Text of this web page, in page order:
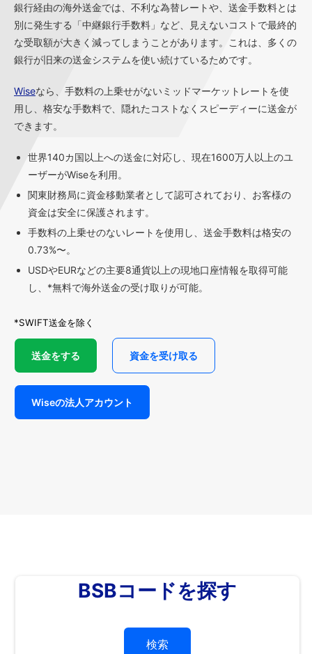
銀行経由の海外送金では、不利な為替レートや、送金手数料とは
別に発生する「中継銀行手数料」など、見えないコストで最終的
な受取額が大きく減ってしまうことがあります。これは、多くの
銀行が旧来の送金システムを使い続けているためです。
Wiseなら、手数料の上乗せがないミッドマーケットレートを使
用し、格安な手数料で、隠れたコストなくスピーディーに送金が
できます。
世界140カ国以上への送金に対応し、現在1600万人以上のユ
ーザーがWiseを利用。
関東財務局に資金移動業者として認可されており、お客様の
資金は安全に保護されます。
手数料の上乗せのないレートを使用し、送金手数料は格安の
0.73%〜。
USDやEURなどの主要8通貨以上の現地口座情報を取得可能
し、*無料で海外送金の受け取りが可能。
*SWIFT送金を除く
送金をする 資金を受け取る
Wiseの法人アカウント
BSBコードを探す
検索